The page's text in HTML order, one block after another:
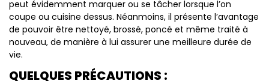
peut évidemment marquer ou se tâcher lorsque l’on
coupe ou cuisine dessus. Néanmoins, il présente l’avantage
de pouvoir être nettoyé, brossé, poncé et même traité à
nouveau, de manière à lui assurer une meilleure durée de
vie.
QUELQUES PRÉCAUTIONS :